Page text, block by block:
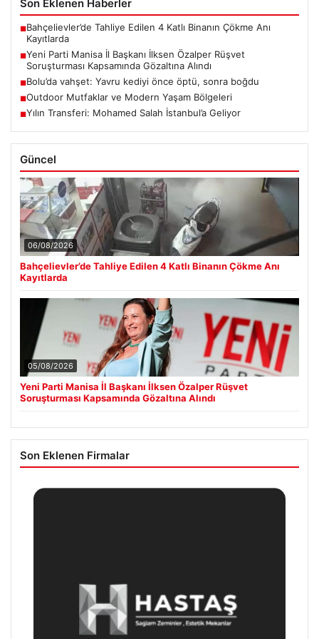
Son Eklenen Haberler
■Bahçelievler’de Tahliye Edilen 4 Katlı Binanın Çökme Anı
Kayıtlarda
■Yeni Parti Manisa İl Başkanı İlksen Özalper Rüşvet
Soruşturması Kapsamında Gözaltına Alındı
■Bolu’da vahşet: Yavru kediyi önce öptü, sonra boğdu
■Outdoor Mutfaklar ve Modern Yaşam Bölgeleri
■Yılın Transferi: Mohamed Salah İstanbul’a Geliyor
Güncel
06/08/2026
Bahçelievler’de Tahliye Edilen 4 Katlı Binanın Çökme Anı
Kayıtlarda
05/08/2026
Yeni Parti Manisa İl Başkanı İlksen Özalper Rüşvet
Soruşturması Kapsamında Gözaltına Alındı
Son Eklenen Firmalar